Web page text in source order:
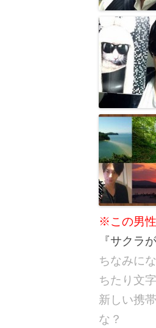
※この男
『サクラ
ちなみに
ちたり文
新しい携
な？